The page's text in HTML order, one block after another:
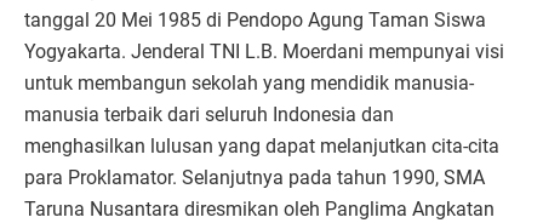
tanggal 20 Mei 1985 di Pendopo Agung Taman Siswa
Yogyakarta. Jenderal TNI L.B. Moerdani mempunyai visi
untuk membangun sekolah yang mendidik manusia-
manusia terbaik dari seluruh Indonesia dan
menghasilkan lulusan yang dapat melanjutkan cita-cita
para Proklamator. Selanjutnya pada tahun 1990, SMA
Taruna Nusantara diresmikan oleh Panglima Angkatan